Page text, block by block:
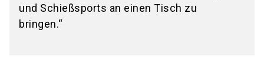
und Schießsports an einen Tisch zu
bringen.“